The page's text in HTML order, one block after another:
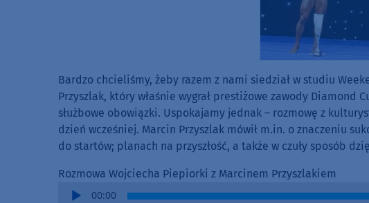
Bardzo chcieliśmy, żeby razem z nami siedział w studiu
Przyszlak, który właśnie wygrał prestiżowe zawody Diamond
służbowe obowiązki. Uspokajamy jednak – rozmowę z
dzień wcześniej. Marcin Przyszlak mówił m.in. o znaczeniu
do startów; planach na przyszłość, a także w czuły sposób
Rozmowa Wojciecha Piepiorki z Marcinem Przyszlakiem
Audio
00:00